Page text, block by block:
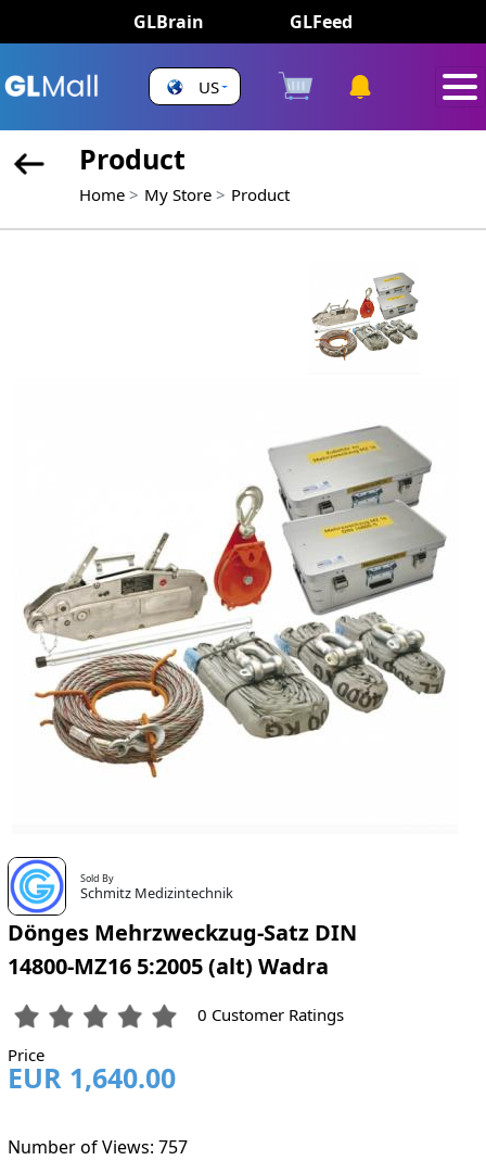
GLBrain GLFeed
US
Product
Home My Store Product
Sold By
Schmitz Medizintechnik
Dönges Mehrzweckzug-Satz DIN
14800-MZ16 5:2005 (alt) Wadra
0 Customer Ratings
Price
EUR 1,640.00
Number of Views: 757